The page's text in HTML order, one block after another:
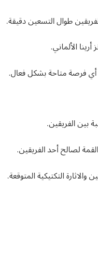
طوال التسعين دقيقة.
الألماني.
أي فرصة متاحة بشكل فعال.
بين الفريقين.
لصالح أحد الفريقين.
التكتيكية المتوقعة.